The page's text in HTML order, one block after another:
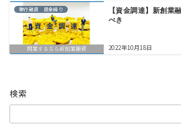
銀行融資 資金繰り
【資金調達】新創業
べき
2022年10月18日
検索